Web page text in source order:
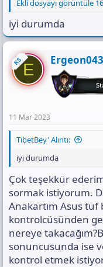
Ekli dosyayı görüntüle
iyi durumda
KSE Ergeon043
11 Mar 2023
TibetBey' Alıntı:
iyi durumda
Çok teşekkür
sormak istiyorum.
Anakartım Asus tuf
kontrolcüsünden
nereye
sonuncusunda ise
kontrol etmek